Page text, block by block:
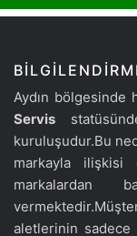
Aydın bölgesinde
Servis
kuruluşudur.Bu
markayla ilişkisi
markalardan
aletlerinin